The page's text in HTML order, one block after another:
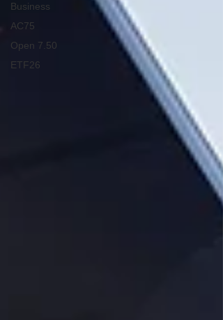
Business
AC75
Open 7.50
ETF26